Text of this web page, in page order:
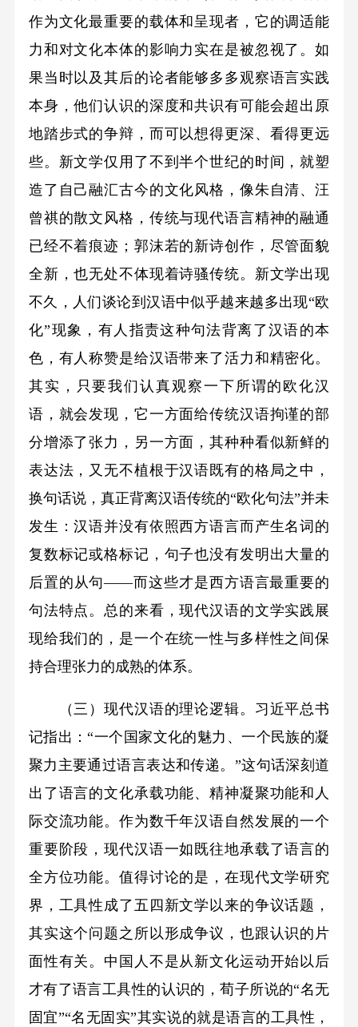
作为文化最重要的载体和呈现者，它的调适能
力和对文化本体的影响力实在是被忽视了。如
果当时以及其后的论者能够多多观察语言实践
本身，他们认识的深度和共识有可能会超出原
地踏步式的争辩，而可以想得更深、看得更远
些。新文学仅用了不到半个世纪的时间，就塑
造了自己融汇古今的文化风格，像朱自清、汪
曾祺的散文风格，传统与现代语言精神的融通
已经不着痕迹；郭沫若的新诗创作，尽管面貌
全新，也无处不体现着诗骚传统。新文学出现
不久，人们谈论到汉语中似乎越来越多出现“欧
化”现象，有人指责这种句法背离了汉语的本
色，有人称赞是给汉语带来了活力和精密化。
其实，只要我们认真观察一下所谓的欧化汉
语，就会发现，它一方面给传统汉语拘谨的部
分增添了张力，另一方面，其种种看似新鲜的
表达法，又无不植根于汉语既有的格局之中，
换句话说，真正背离汉语传统的“欧化句法”并未
发生：汉语并没有依照西方语言而产生名词的
复数标记或格标记，句子也没有发明出大量的
后置的从句——而这些才是西方语言最重要的
句法特点。总的来看，现代汉语的文学实践展
现给我们的，是一个在统一性与多样性之间保
持合理张力的成熟的体系。
（三）现代汉语的理论逻辑。习近平总书
记指出：“一个国家文化的魅力、一个民族的凝
聚力主要通过语言表达和传递。”这句话深刻道
出了语言的文化承载功能、精神凝聚功能和人
际交流功能。作为数千年汉语自然发展的一个
重要阶段，现代汉语一如既往地承载了语言的
全方位功能。值得讨论的是，在现代文学研究
界，工具性成了五四新文学以来的争议话题，
其实这个问题之所以形成争议，也跟认识的片
面性有关。中国人不是从新文化运动开始以后
才有了语言工具性的认识的，荀子所说的“名无
固宜”“名无固实”其实说的就是语言的工具性，